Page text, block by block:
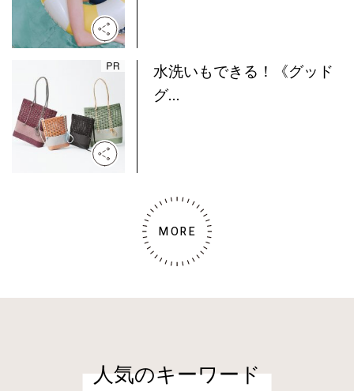
水洗いもできる！《グッド
グ...
MORE
人気のキーワード